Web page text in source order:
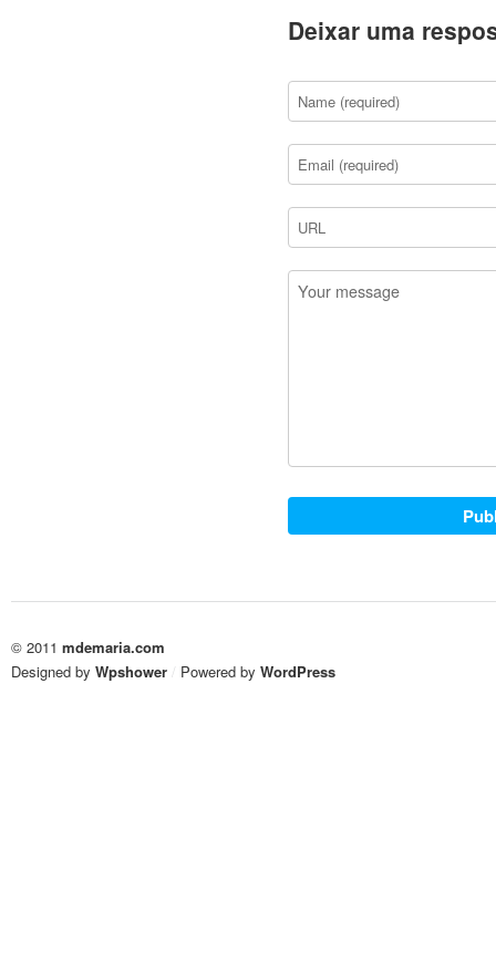
Deixar uma
© 2011 mdemaria.com
Designed by Wpshower / Powered by WordPress